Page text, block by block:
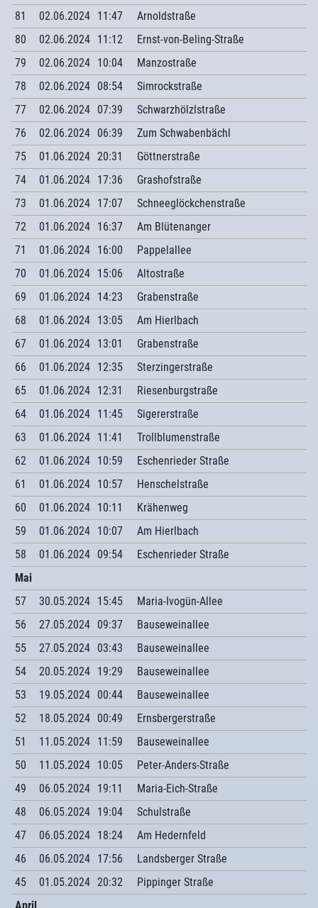
81
02.06.2024 11:47
Arnoldstraße
80
02.06.2024 11:12
Ernst-von-Beling-Straße
79
02.06.2024 10:04
Manzostraße
78
02.06.2024 08:54
Simrockstraße
77
02.06.2024 07:39
Schwarzhölzlstraße
76
02.06.2024 06:39
Zum Schwabenbächl
75
01.06.2024 20:31
Göttnerstraße
74
01.06.2024 17:36
Grashofstraße
73
01.06.2024 17:07
Schneeglöckchenstraße
72
01.06.2024 16:37
Am Blütenanger
71
01.06.2024 16:00
Pappelallee
70
01.06.2024 15:06
Altostraße
69
01.06.2024 14:23
Grabenstraße
68
01.06.2024 13:05
Am Hierlbach
67
01.06.2024 13:01
Grabenstraße
66
01.06.2024 12:35
Sterzingerstraße
65
01.06.2024 12:31
Riesenburgstraße
64
01.06.2024 11:45
Sigererstraße
63
01.06.2024 11:41
Trollblumenstraße
62
01.06.2024 10:59
Eschenrieder Straße
61
01.06.2024 10:57
Henschelstraße
60
01.06.2024 10:11
Krähenweg
59
01.06.2024 10:07
Am Hierlbach
58
01.06.2024 09:54
Eschenrieder Straße
Mai
57
30.05.2024 15:45
Maria-Ivogün-Allee
56
27.05.2024 09:37
Bauseweinallee
55
27.05.2024 03:43
Bauseweinallee
54
20.05.2024 19:29
Bauseweinallee
53
19.05.2024 00:44
Bauseweinallee
52
18.05.2024 00:49
Ernsbergerstraße
51
11.05.2024 11:59
Bauseweinallee
50
11.05.2024 10:05
Peter-Anders-Straße
49
06.05.2024 19:11
Maria-Eich-Straße
48
06.05.2024 19:04
Schulstraße
47
06.05.2024 18:24
Am Hedernfeld
46
06.05.2024 17:56
Landsberger Straße
45
01.05.2024 20:32
Pippinger Straße